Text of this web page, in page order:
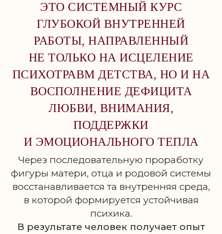
ЭТО СИСТЕМНЫЙ КУРС
ГЛУБОКОЙ ВНУТРЕННЕЙ
РАБОТЫ, НАПРАВЛЕННЫЙ
НЕ ТОЛЬКО НА ИСЦЕЛЕНИЕ
ПСИХОТРАВМ ДЕТСТВА, НО И НА
ВОСПОЛНЕНИЕ ДЕФИЦИТА
ЛЮБВИ, ВНИМАНИЯ,
ПОДДЕРЖКИ
И ЭМОЦИОНАЛЬНОГО ТЕПЛА
Через последовательную проработку
фигуры матери, отца и родовой системы
восстанавливается та внутренняя среда,
в которой формируется устойчивая
психика.
В результате человек получает опыт